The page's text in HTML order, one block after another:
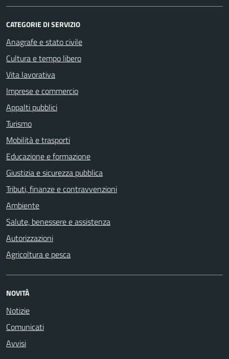
CATEGORIE DI SERVIZIO
Anagrafe e stato civile
Cultura e tempo libero
Vita lavorativa
Imprese e commercio
Appalti pubblici
Turismo
Mobilità e trasporti
Educazione e formazione
Giustizia e sicurezza pubblica
Tributi, finanze e contravvenzioni
Ambiente
Salute, benessere e assistenza
Autorizzazioni
Agricoltura e pesca
NOVITÀ
Notizie
Comunicati
Avvisi